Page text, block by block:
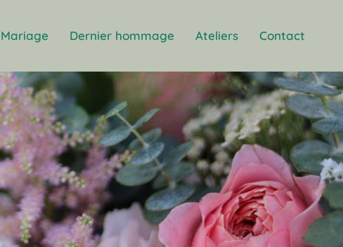
Mariage Dernier hommage Ateliers Contact